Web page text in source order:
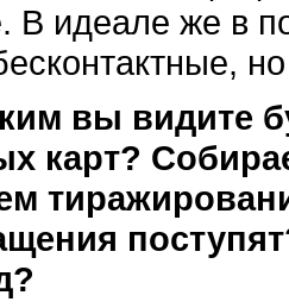
В идеале же в
вы видите
карт?